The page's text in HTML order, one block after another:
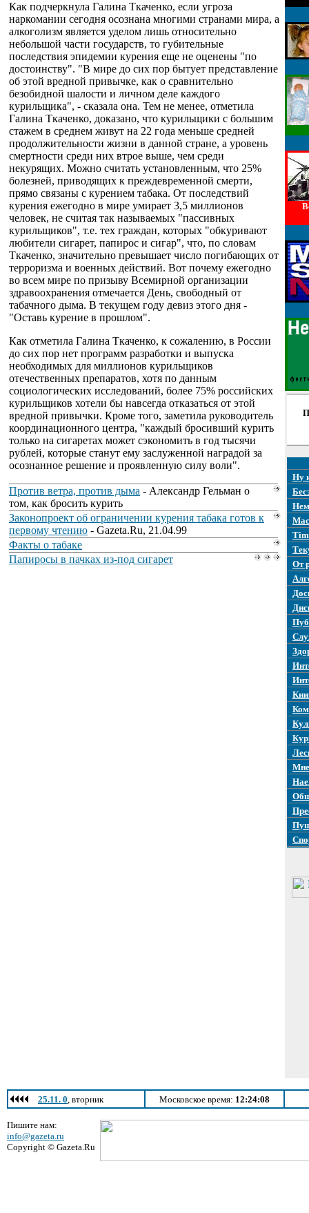
Как подчеркнула Галина Ткаченко, если угроза
наркомании сегодня осознана многими странами мира, а
алкоголизм является уделом лишь относительно
небольшой части государств, то губительные
последствия эпидемии курения еще не оценены "по
достоинству". "В мире до сих пор бытует представление
об этой вредной привычке, как о сравнительно
безобидной шалости и личном деле каждого
курильщика", - сказала она. Тем не менее, отметила
Галина Ткаченко, доказано, что курильщики с большим
стажем в среднем живут на 22 года меньше средней
продолжительности жизни в данной стране, а уровень
смертности среди них втрое выше, чем среди
некурящих. Можно считать установленным, что 25%
болезней, приводящих к преждевременной смерти,
прямо связаны с курением табака. От последствий
курения ежегодно в мире умирает 3,5 миллионов
человек, не считая так называемых "пассивных
курильщиков", т.е. тех граждан, которых "обкуривают
любители сигарет, папирос и сигар", что, по словам
Ткаченко, значительно превышает число погибающих от
терроризма и военных действий. Вот почему ежегодно
во всем мире по призыву Всемирной организации
здравоохранения отмечается День, свободный от
табачного дыма. В текущем году девиз этого дня -
"Оставь курение в прошлом".
Как отметила Галина Ткаченко, к сожалению, в России
до сих пор нет программ разработки и выпуска
необходимых для миллионов курильщиков
отечественных препаратов, хотя по данным
социологических исследований, более 75% российских
курильщиков хотели бы навсегда отказаться от этой
вредной привычки. Кроме того, заметила руководитель
координационного центра, "каждый бросивший курить
только на сигаретах может сэкономить в год тысячи
рублей, которые станут ему заслуженной наградой за
осознанное решение и проявленную силу воли".
Против ветра, против дыма - Александр Гельман о
том, как бросить курить
Законопроект об ограничении курения табака готов к
первому чтению - Gazeta.Ru, 21.04.99
Факты о табаке
Папиросы в пачках из-под сигарет
Ну
От
25.11. 0, вторник Московское время: 12:24:08
Пишите нам:
info@gazeta.ru
Copyright © Gazeta.Ru